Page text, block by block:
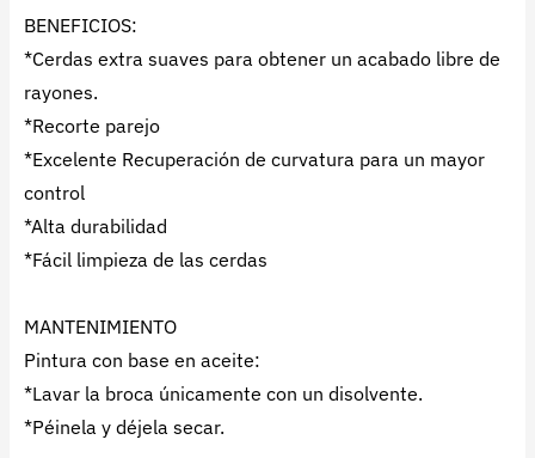
BENEFICIOS:
*Cerdas extra suaves para obtener un acabado libre de
rayones.
*Recorte parejo
*Excelente Recuperación de curvatura para un mayor
control
*Alta durabilidad
*Fácil limpieza de las cerdas
MANTENIMIENTO
Pintura con base en aceite:
*Lavar la broca únicamente con un disolvente.
*Péinela y déjela secar.